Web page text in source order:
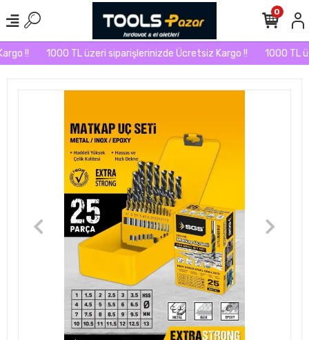
!! 1000 TL üzeri siparişlerinizde Ücretsiz Kargo !! 1000 TL
0